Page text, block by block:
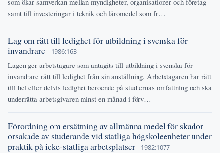
samt till investeringar i teknik och läromedel som fr…
Lag om rätt till ledighet för utbildning i svenska för
invandrare
1986:163
Lagen ger arbetstagare som antagits till utbildning i svenska för
invandrare rätt till ledighet från sin anställning. Arbetstagaren har rätt
till hel eller delvis ledighet beroende på studiernas omfattning och ska
underrätta arbetsgivaren minst en månad i förv…
Förordning om ersättning av allmänna medel för skador
orsakade av studerande vid statliga högskoleenheter under
praktik på icke-statliga arbetsplatser
1982:1077